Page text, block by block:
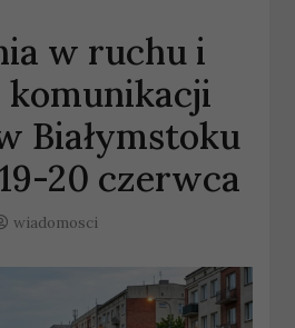
w ruchu i
Białymstoku
20 czerwca
wiadomosci